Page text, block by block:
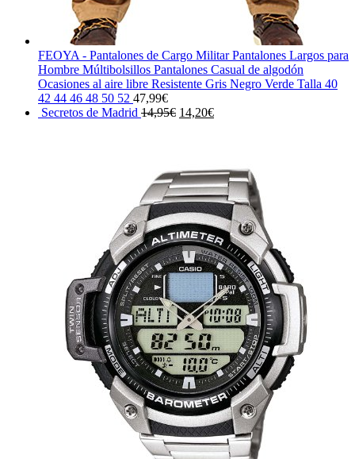
FEOYA - Pantalones de Cargo Militar Pantalones Largos para
Hombre Múltibolsillos Pantalones Casual de algodón
Ocasiones al aire libre Resistente Gris Negro Verde Talla 40
42 44 46 48 50 52 47,99€
Secretos de Madrid 14,95€ El
14,95€.
14,20€El
14,20€.